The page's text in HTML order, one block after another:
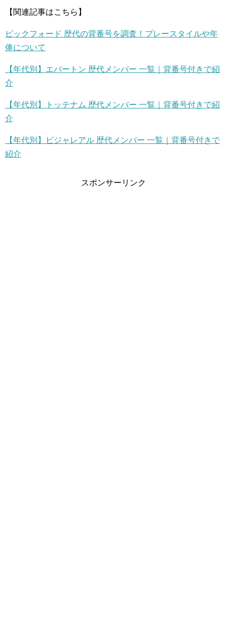
【関連記事はこちら】
ピックフォード 歴代の背番号を調査！プレースタイルや年
俸について
【年代別】エバートン 歴代メンバー 一覧｜背番号付きで紹
介
【年代別】トッテナム 歴代メンバー 一覧｜背番号付きで紹
介
【年代別】ビジャレアル 歴代メンバー 一覧｜背番号付きで
紹介
スポンサーリンク